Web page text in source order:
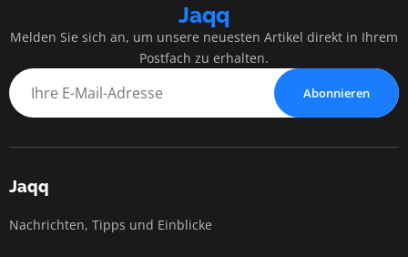
Jaqq
Melden Sie sich an, um unsere neuesten Artikel direkt in Ihrem
Postfach zu erhalten.
Abonnieren
Jaqq
Nachrichten, Tipps und Einblicke